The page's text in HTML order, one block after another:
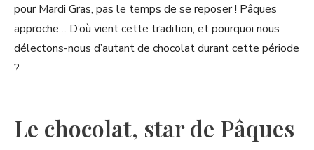
pour Mardi Gras, pas le temps de se reposer ! Pâques
approche… D’où vient cette tradition, et pourquoi nous
délectons-nous d’autant de chocolat durant cette période
?
Le chocolat, star de Pâques